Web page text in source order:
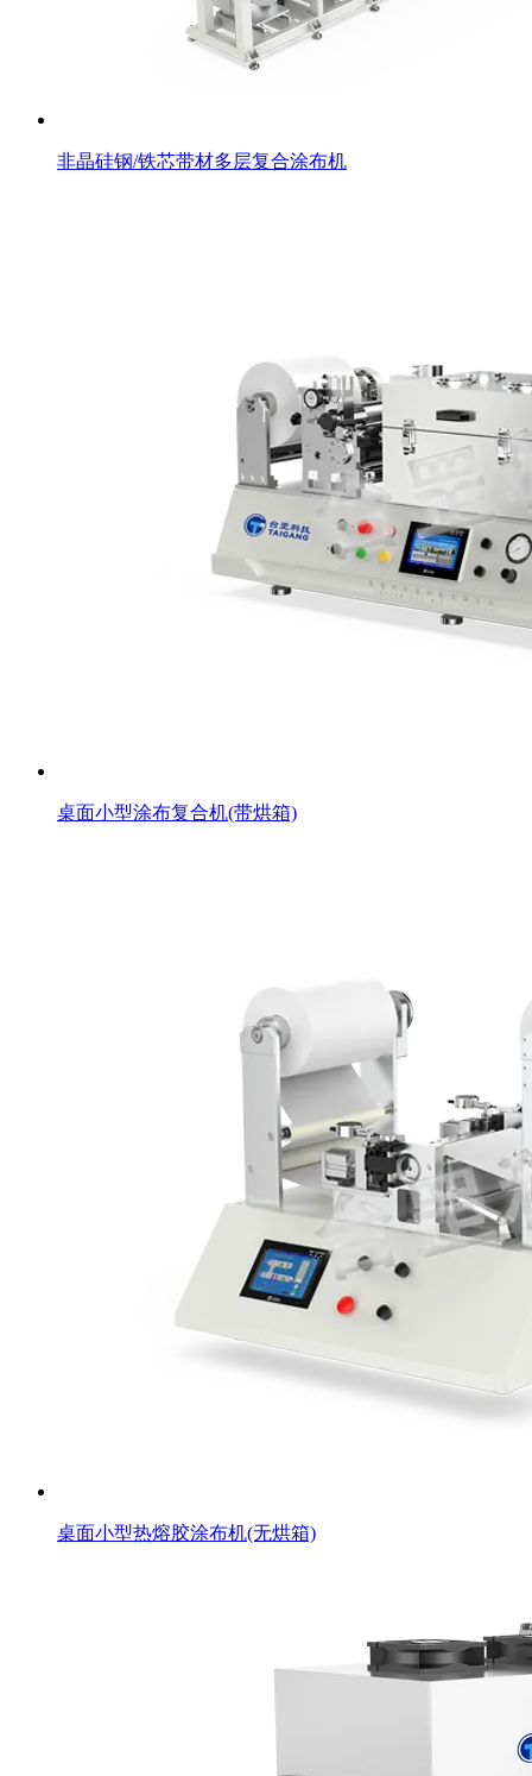
非晶硅钢/铁芯带材多层复合涂布机
桌面小型涂布复合机(带烘箱)
桌面小型热熔胶涂布机(无烘箱)